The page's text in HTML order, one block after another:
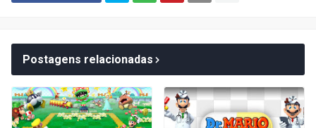
Postagens relacionadas